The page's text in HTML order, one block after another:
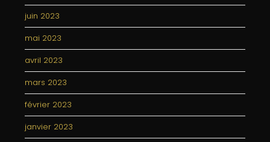
juin 2023
mai 2023
avril 2023
mars 2023
février 2023
janvier 2023